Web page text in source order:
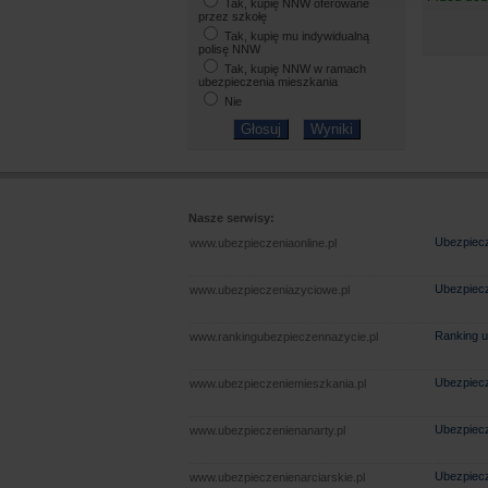
Tak, kupię NNW oferowane
przez szkołę
Tak, kupię mu indywidualną
polisę NNW
Tak, kupię NNW w ramach
ubezpieczenia mieszkania
Nie
Nasze serwisy:
www.ubezpieczeniaonline.pl
www.ubezpieczeniazyciowe.pl
www.rankingubezpieczennazycie.pl Ranking
www.ubezpieczeniemieszkania.pl
www.ubezpieczenienanarty.pl
www.ubezpieczenienarciarskie.pl